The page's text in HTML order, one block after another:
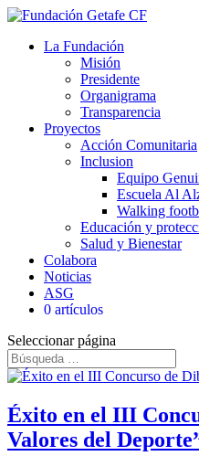
La Fundación
Misión
Presidente
Organigrama
Transparencia
Proyectos
Acción Comunitaria
Inclusion
Equipo
Escuela Al
Walking
Educación y
Salud y Bienestar
Colabora
Noticias
ASG
0 artículos
Seleccionar página
Éxito en el III
Valores del